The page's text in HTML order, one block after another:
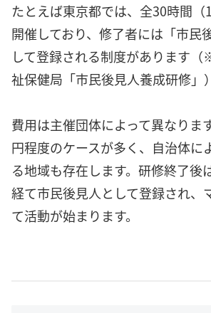
たとえば東京都では、全30時間（
開催しており、修了者には「市民
して登録される制度があります
祉保健局「市民後見人養成研修」
費用は主催団体によって異なりま
円程度のケースが多く、自治体に
る地域も存在します。研修終了後
経て市民後見人として登録され、
て活動が始まります。